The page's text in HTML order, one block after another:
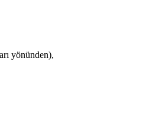
yönünden),